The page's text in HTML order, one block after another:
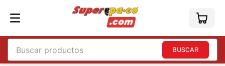
Buscar productos